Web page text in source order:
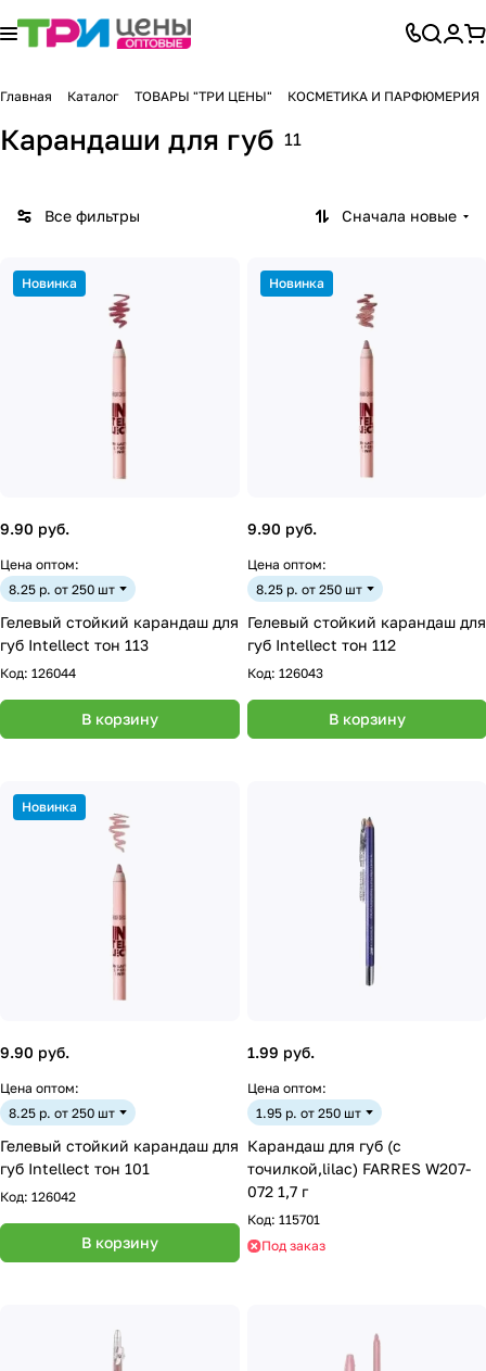
Главная Каталог ТОВАРЫ "ТРИ ЦЕНЫ" КОСМЕТИКА И ПАРФЮМЕРИЯ
Карандаши для губ 11
Все фильтры Сначала новые
Новинка
9.90 руб.
Цена оптом:
8.25 р. от 250 шт
Гелевый стойкий карандаш для
губ Intellect тон 113
Код: 126044
В корзину
Новинка
9.90 руб.
Цена оптом:
8.25 р. от 250 шт
Гелевый стойкий карандаш для
губ Intellect тон 112
Код: 126043
В корзину
Новинка
9.90 руб.
Цена оптом:
8.25 р. от 250 шт
Гелевый стойкий карандаш для
губ Intellect тон 101
Код: 126042
В корзину
1.99 руб.
Цена оптом:
1.95 р. от 250 шт
Карандаш для губ (с
точилкой,lilac) FARRES W207-
072 1,7 г
Код: 115701
Под заказ